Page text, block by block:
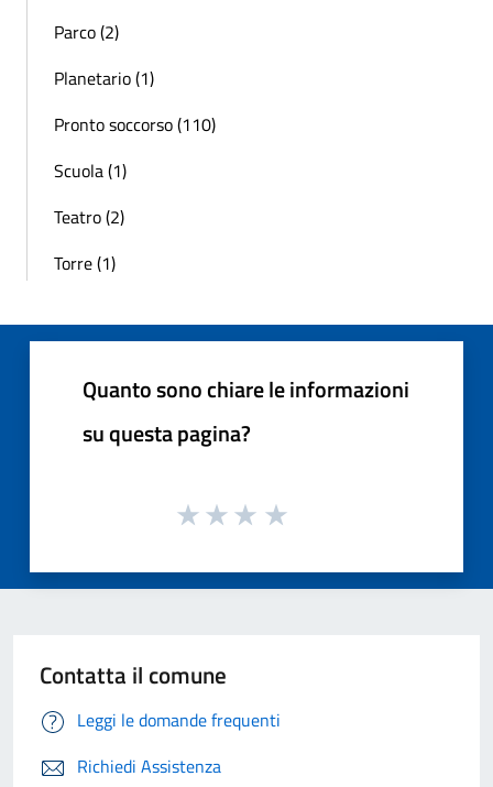
Parco (2)
Planetario (1)
Pronto soccorso (110)
Scuola (1)
Teatro (2)
Torre (1)
Quanto sono chiare le informazioni
su questa pagina?
Contatta il comune
Leggi le domande frequenti
Richiedi Assistenza